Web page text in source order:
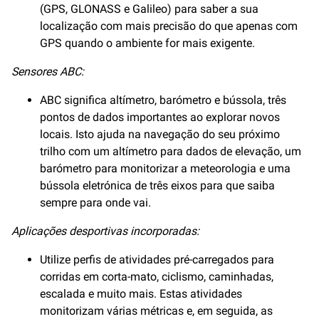
(GPS, GLONASS e Galileo) para saber a sua
localização com mais precisão do que apenas com
GPS quando o ambiente for mais exigente.
Sensores ABC:
ABC significa altímetro, barómetro e bússola, três
pontos de dados importantes ao explorar novos
locais. Isto ajuda na navegação do seu próximo
trilho com um altímetro para dados de elevação, um
barómetro para monitorizar a meteorologia e uma
bússola eletrónica de três eixos para que saiba
sempre para onde vai.
Aplicações desportivas incorporadas:
Utilize perfis de atividades pré-carregados para
corridas em corta-mato, ciclismo, caminhadas,
escalada e muito mais. Estas atividades
monitorizam várias métricas e, em seguida, as